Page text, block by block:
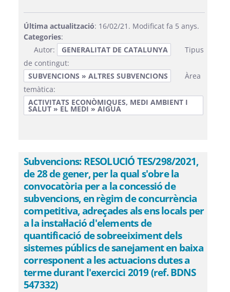
Última actualització: 16/02/21. Modificat fa 5 anys.
Categories:
Autor:
GENERALITAT DE CATALUNYA
Tipus
de contingut:
SUBVENCIONS » ALTRES SUBVENCIONS
Àrea
temàtica:
ACTIVITATS ECONÒMIQUES, MEDI AMBIENT I
SALUT » EL MEDI » AIGUA
Subvencions: RESOLUCIÓ TES/298/2021,
de 28 de gener, per la qual s'obre la
convocatòria per a la concessió de
subvencions, en règim de concurrència
competitiva, adreçades als ens locals per
a la instal·lació d'elements de
quantificació de sobreeiximent dels
sistemes públics de sanejament en baixa
corresponent a les actuacions dutes a
terme durant l'exercici 2019 (ref. BDNS
547332)